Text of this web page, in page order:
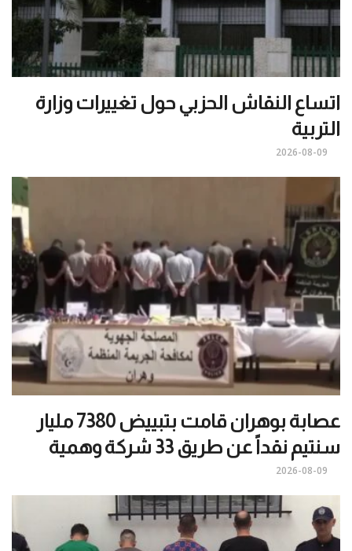
اتساع النقاش الحزبي حول تغييرات وزارة
التربية
2026-08-09
عصابة بوهران قامت بتبييض 7380 مليار
سنتيم نقداً عن طريق 33 شركة وهمية
2026-08-09